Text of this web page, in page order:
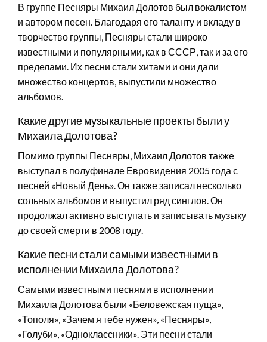
В группе Песняры Михаил Долотов был вокалистом
и автором песен. Благодаря его таланту и вкладу в
творчество группы, Песняры стали широко
известными и популярными, как в СССР, так и за его
пределами. Их песни стали хитами и они дали
множество концертов, выпустили множество
альбомов.
Какие другие музыкальные проекты были у
Михаила Долотова?
Помимо группы Песняры, Михаил Долотов также
выступал в полуфинале Евровидения 2005 года с
песней «Новый День». Он также записал несколько
сольных альбомов и выпустил ряд синглов. Он
продолжал активно выступать и записывать музыку
до своей смерти в 2008 году.
Какие песни стали самыми известными в
исполнении Михаила Долотова?
Самыми известными песнями в исполнении
Михаила Долотова были «Беловежская пуща»,
«Тополя», «Зачем я тебе нужен», «Песняры»,
«Голуби», «Одноклассники». Эти песни стали